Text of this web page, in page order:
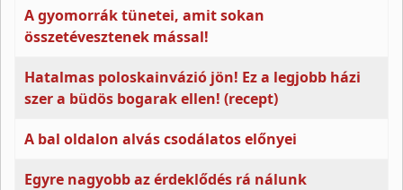
A gyomorrák tünetei, amit sokan
összetévesztenek mással!
Hatalmas poloskainvázió jön! Ez a legjobb házi
szer a büdös bogarak ellen! (recept)
A bal oldalon alvás csodálatos előnyei
Egyre nagyobb az érdeklődés rá nálunk